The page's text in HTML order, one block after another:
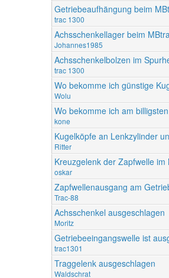
Getriebeaufhängung beim
trac 1300
Achsschenkellager beim
Johannes1985
Achsschenkelbolzen im
trac 1300
Wo bekomme ich günstige
Wolu
Wo bekomme ich am
kone
Kugelköpfe an Lenkzylinder
Ritter
Kreuzgelenk der Zapfwelle
oskar
Zapfwellenausgang am
Trac-88
Achsschenkel ausgeschlagen
Moritz
Getriebeeingangswelle ist
trac1301
Traggelenk ausgeschlagen
Waldschrat